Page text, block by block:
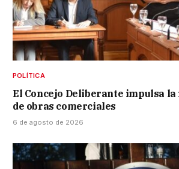
POLÍTICA
El Concejo Deliberante impulsa
de obras comerciales
6 de agosto de 2026